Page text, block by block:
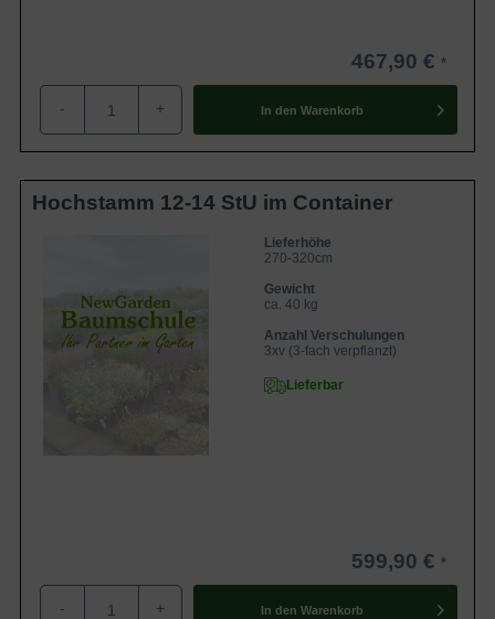
467,90 €
- + In den Warenkorb
Hochstamm 12-14 StU im Container
Lieferhöhe
270-320cm
Gewicht
ca. 40 kg
Anzahl Verschulungen
3xv (3-fach verpflanzt)
Lieferbar
599,90 €
- + In den Warenkorb